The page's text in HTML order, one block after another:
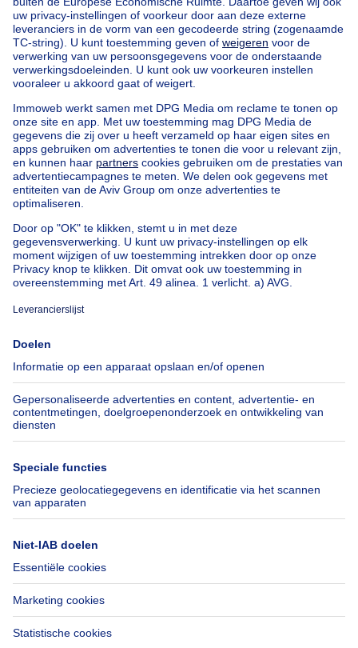
Home België
Brussel (provincie)
Brussel (arrondissement)
Kopen uw appartement in Saint-josse-ten-noode
Onze huizen buiten BelgiëHuis te koop Frankrijk
Huis te koop Spanje
Huis te koop Italië
Huis te koop Luxemburg
Huis te koop Nederland
Goedkoop vastgoedGoedkoop huis te koop
Goedkope appartementen te huur
Onze huurwoningen met slaapkamers
Appartement te koop met 3 slaapkamers Oostende
Huis te koop met 3 slaapkamers Stene
Huis te koop met 3 slaapkamers Deurne
Over
Immoweb
Pers
Jobs
Axel Springer Group
SeLoger.com
Immowelt.de
Tools
Belfius
Verzekeringen
Verhuis checklist
Hulp
Veelgestelde vragen
Toegankelijkheid
Contacteer ons
Volg ons
LinkedIn
Immoweb SA © 2026 - Alle rechten voorbehouden